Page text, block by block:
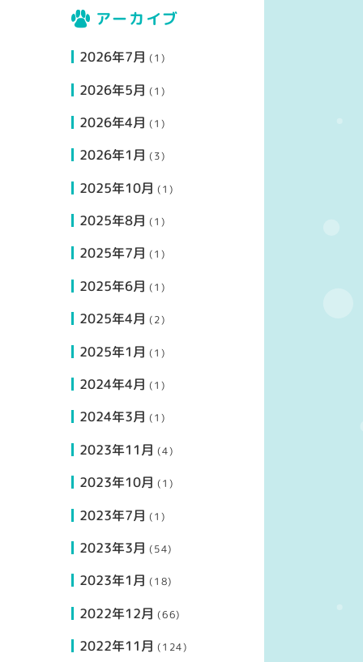
アーカイブ
2026年7月 (1)
2026年5月 (1)
2026年4月 (1)
2026年1月 (3)
2025年10月 (1)
2025年8月 (1)
2025年7月 (1)
2025年6月 (1)
2025年4月 (2)
2025年1月 (1)
2024年4月 (1)
2024年3月 (1)
2023年11月 (4)
2023年10月 (1)
2023年7月 (1)
2023年3月 (54)
2023年1月 (18)
2022年12月 (66)
2022年11月 (124)